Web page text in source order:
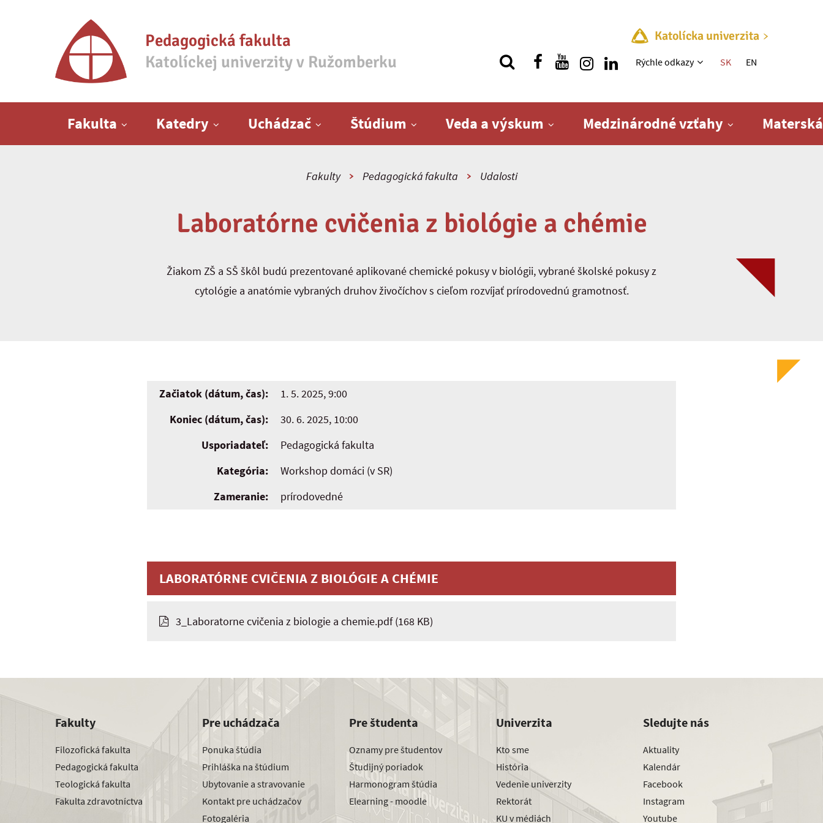
Pedagogická fakulta
Katolíckej univerzity v Ružomberku
Katolícka univerzita
Rýchle menu
Rýchle odkazy SK EN
Fakulta Katedry Uchádzač Štúdium Veda a výskum Medzinárodné vzťahy
Fakulty Pedagogická fakulta Udalosti
Laboratórne cvičenia z biológie a chémie
Žiakom ZŠ a SŠ škôl budú prezentované aplikované chemické pokusy v biológii, vybrané školské pokusy z
cytológie a anatómie vybraných druhov živočíchov s cieľom rozvíjať prírodovednú gramotnosť.
Začiatok (dátum, čas):
1. 5. 2025, 9:00
Koniec (dátum, čas):
30. 6. 2025, 10:00
Usporiadateľ:
Pedagogická fakulta
Kategória:
Workshop domáci (v SR)
Zameranie:
prírodovedné
LABORATÓRNE CVIČENIA Z BIOLÓGIE A CHÉMIE
3_Laboratorne cvičenia z biologie a chemie.pdf(168 KB)
Fakulty
Filozofická fakulta
Pedagogická fakulta
Teologická fakulta
Fakulta zdravotníctva
Pre uchádzača
Ponuka štúdia
Prihláška na štúdium
Ubytovanie a stravovanie
Kontakt pre uchádzačov
Fotogaléria
Pre študenta
Oznamy pre študentov
Študijný poriadok
Harmonogram štúdia
Elearning - moodle
Univerzita
Kto sme
História
Vedenie univerzity
Rektorát
KU v médiách
Sledujte nás
Aktuality
Kalendár
Facebook
Instagram
Youtube